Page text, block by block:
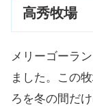
高秀牧場
メリーゴーラ
ました。この
ろを冬の間だ